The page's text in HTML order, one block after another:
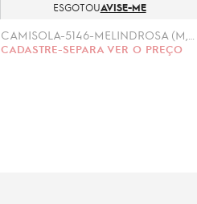
ESGOTOUAVISE-ME
CADASTRE-SEPARA VER O PREÇO